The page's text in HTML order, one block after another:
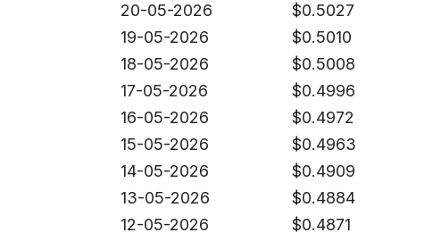
20-05-2026
$0.5027
19-05-2026
$0.5010
18-05-2026
$0.5008
17-05-2026
$0.4996
16-05-2026
$0.4972
15-05-2026
$0.4963
14-05-2026
$0.4909
13-05-2026
$0.4884
12-05-2026
$0.4871